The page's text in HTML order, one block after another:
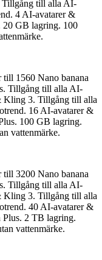
till alla AI-
4 AI-avatarer &
20 GB lagring. 100
till 1560 Nano banana
Tillgång till alla AI-
Kling 3. Tillgång till alla
16 AI-avatarer &
100 GB lagring.
vattenmärke.
till 3200 Nano banana
Tillgång till alla AI-
Kling 3. Tillgång till alla
40 AI-avatarer &
Plus. 2 TB lagring.
vattenmärke.